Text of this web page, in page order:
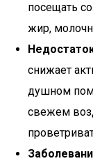
посещать
жир,
снижает
душном
свежем